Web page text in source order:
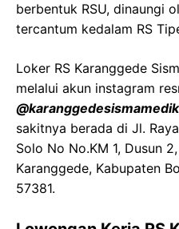
berbentuk RSU, dinaungi
tercantum kedalam RS
Loker RS Karanggede
melalui akun instagram
sakitnya berada di Jl.
Solo No No.KM 1, Dusun
Karanggede, Kabupaten
57381.